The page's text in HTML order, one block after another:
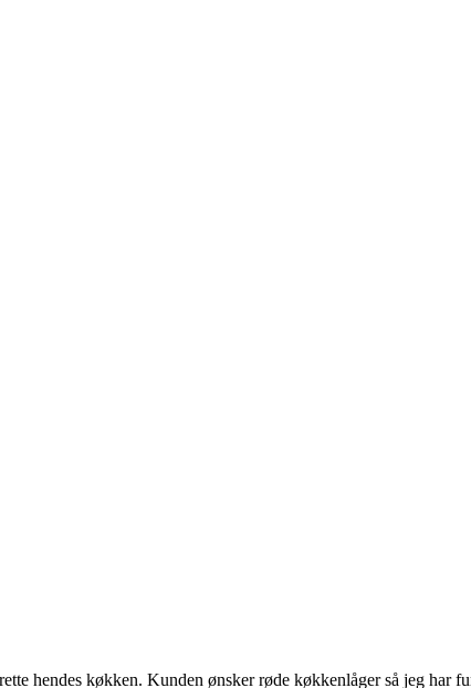
hendes køkken. Kunden ønsker røde køkkenlåger så jeg har